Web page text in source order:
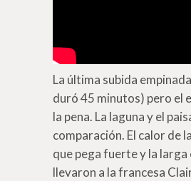
La última subida
duró 45 minutos) pero el
la pena. La laguna y el
comparación. El calor de
que pega fuerte y la larga
llevaron a la francesa